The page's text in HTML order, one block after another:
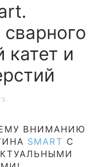
и
.
ВНИМАНИЮ
SMART С